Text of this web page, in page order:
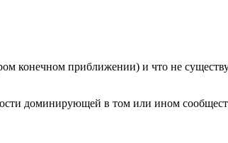
конечном приближении) и что не
доминирующей в том или ином